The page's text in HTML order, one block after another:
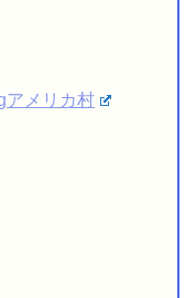
メリカ村